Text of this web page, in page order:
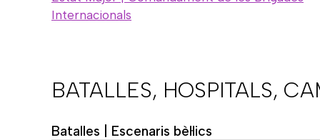
Internacionals
BATALLES, HOSPITALS,
Batalles | Escenaris bèl·lics